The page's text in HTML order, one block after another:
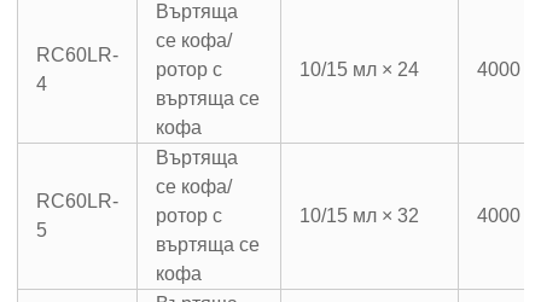
RC60LR-
4
Въртяща
се кофа/
ротор с
въртяща се
кофа
10/15 мл × 24 4000
RC60LR-
5
Въртяща
се кофа/
ротор с
въртяща се
кофа
10/15 мл × 32 4000